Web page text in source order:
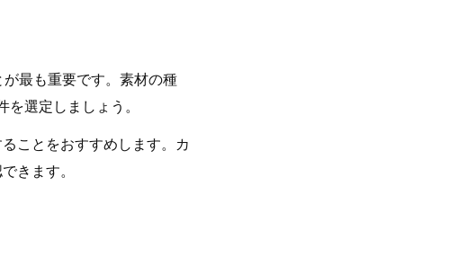
最も重要です。素材の種
選定しましょう。
ことをおすすめします。カ
きます。